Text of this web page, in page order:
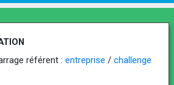
référent : entreprise / challenge